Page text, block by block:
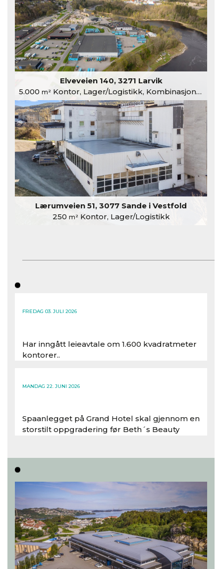
Elveveien 140, 3271 Larvik
5.000 m²Kontor, Lager/Logistikk, Kombinasjonslokaler
Lærumveien 51, 3077 Sande i Vestfold
250 m²Kontor, Lager/Logistikk
FREDAG 03. JULI 2026
Har inngått leieavtale om 1.600 kvadratmeter
kontorer..
MANDAG 22. JUNI 2026
Spaanlegget på Grand Hotel skal gjennom en
storstilt oppgradering før Beth´s Beauty
Les hele artikkelen